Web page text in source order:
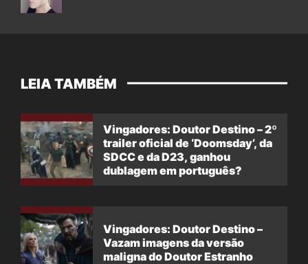
LEIA TAMBÉM
Vingadores: Doutor Destino – 2º
trailer oficial de ‘Doomsday’, da
SDCC e da D23, ganhou
dublagem em português?
Vingadores: Doutor Destino –
Vazam imagens da versão
maligna do Doutor Estranho